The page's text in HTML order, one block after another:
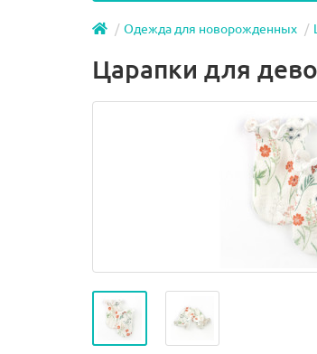
Одежда для новорожденных
Царапки для